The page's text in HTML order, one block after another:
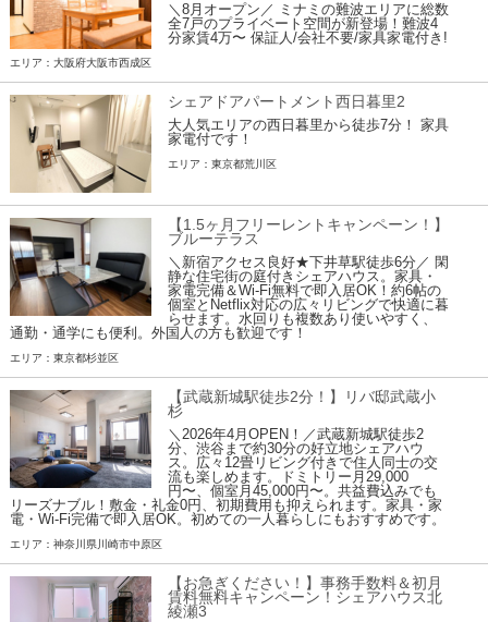
＼8月オープン／ ミナミの難波エリアに総数
全7戸のプライベート空間が新登場！難波4
分家賃4万〜 保証人/会社不要/家具家電付き!
エリア：大阪府大阪市西成区
シェアドアパートメント西日暮里2
大人気エリアの西日暮里から徒歩7分！ 家具
家電付です！
エリア：東京都荒川区
【1.5ヶ月フリーレントキャンペーン！】
ブルーテラス
＼新宿アクセス良好★下井草駅徒歩6分／ 閑
静な住宅街の庭付きシェアハウス。家具・
家電完備＆Wi-Fi無料で即入居OK！約6帖の
個室とNetflix対応の広々リビングで快適に暮
らせます。水回りも複数あり使いやすく、
通勤・通学にも便利。外国人の方も歓迎です！
エリア：東京都杉並区
【武蔵新城駅徒歩2分！】リバ邸武蔵小
杉
＼2026年4月OPEN！／武蔵新城駅徒歩2
分、渋谷まで約30分の好立地シェアハウ
ス。広々12畳リビング付きで住人同士の交
流も楽しめます。ドミトリー月29,000
円〜、個室月45,000円〜。共益費込みでも
リーズナブル！敷金・礼金0円、初期費用も抑えられます。家具・家
電・Wi-Fi完備で即入居OK。初めての一人暮らしにもおすすめです。
エリア：神奈川県川崎市中原区
【お急ぎください！】事務手数料＆初月
賃料無料キャンペーン！シェアハウス北
綾瀬3